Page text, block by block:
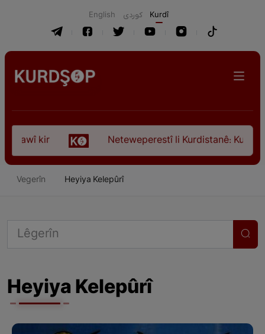
English كوردی Kurdî
kir Neteweperestî li Kurdistanê: Kurteya
Vegerîn Heyiya Kelepûrî
Heyiya Kelepûrî